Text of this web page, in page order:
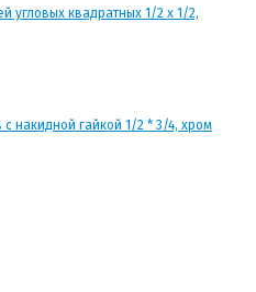
угловых квадратных 1/2 х 1/2,
с накидной гайкой 1/2 * 3/4, хром